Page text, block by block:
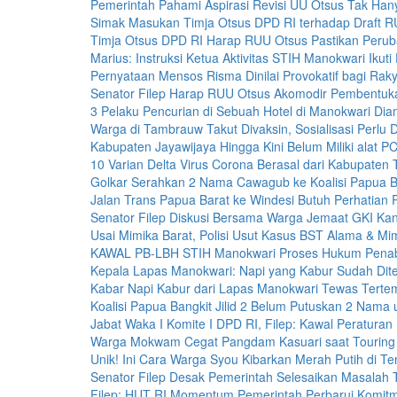
Pemerintah Pahami Aspirasi Revisi UU Otsus Tak
Simak Masukan Timja Otsus DPD RI terhadap Draft
Timja Otsus DPD RI Harap RUU Otsus Pastikan
Marius: Instruksi Ketua Aktivitas STIH Manokwari Ikuti
Pernyataan Mensos Risma Dinilai Provokatif bagi
Senator Filep Harap RUU Otsus Akomodir
3 Pelaku Pencurian di Sebuah Hotel di Manokwari
Warga di Tambrauw Takut Divaksin, Sosialisasi Perlu
Kabupaten Jayawijaya Hingga Kini Belum Miliki alat
10 Varian Delta Virus Corona Berasal dari Kabupaten
Golkar Serahkan 2 Nama Cawagub ke Koalisi Papua
Jalan Trans Papua Barat ke Windesi Butuh Perhatian
Senator Filep Diskusi Bersama Warga Jemaat GKI
Usai Mimika Barat, Polisi Usut Kasus BST Alama &
KAWAL PB-LBH STIH Manokwari Proses Hukum
Kepala Lapas Manokwari: Napi yang Kabur Sudah
Kabar Napi Kabur dari Lapas Manokwari Tewas
Koalisi Papua Bangkit Jilid 2 Belum Putuskan 2 Nama
Jabat Waka I Komite I DPD RI, Filep: Kawal
Warga Mokwam Cegat Pangdam Kasuari saat
Unik! Ini Cara Warga Syou Kibarkan Merah Putih di
Senator Filep Desak Pemerintah Selesaikan Masalah